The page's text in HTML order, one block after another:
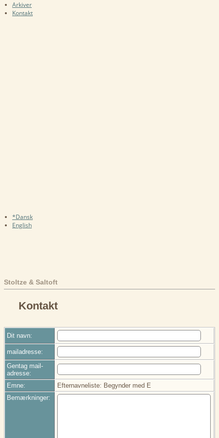
Arkiver
Kontakt
*Dansk
English
Stoltze & Saltoft
Kontakt
Dit navn:
mailadresse:
Gentag mail-
adresse:
Emne:
Efternavneliste: Begynder med E
Bemærkninger: